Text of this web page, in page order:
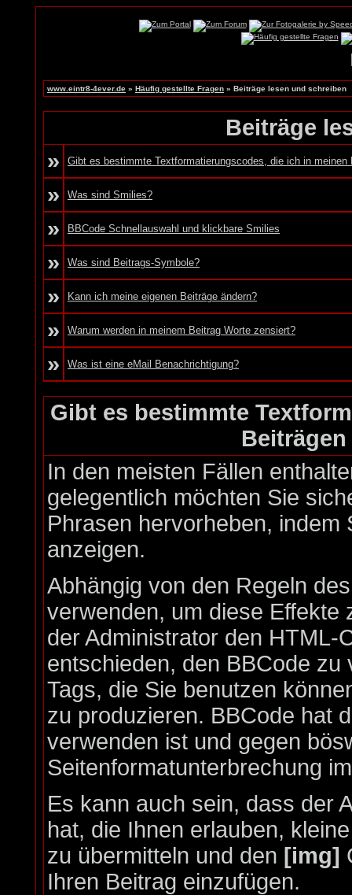
www.eintr8-4ever.de » Häufig gestellte Fragen » Beiträge lesen und schreiben
Beiträge
»
Gibt es bestimmte Textformatierungscodes, die ich in meinen
» Was sind Smilies?
» BBCode Schnellauswahl und klickbare Smilies
» Was sind Beitrags-Symbole?
» Kann ich meine eigenen Beiträge ändern?
» Warum werden in meinem Beitrag Worte zensiert?
» Was ist eine eMail Benachrichtigung?
Gibt es bestimmte
In den meisten Fällen
gelegentlich möchten Sie
Phrasen hervorheben,
anzeigen.
Abhängig von den Regeln
verwenden, um diese Effekte
der Administrator den HTML-
entschieden, den BBCode
Tags, die Sie benutzen
zu produzieren. BBCode hat
verwenden ist und gegen
Seitenformatunterbrechung
Es kann auch sein, dass der
hat, die Ihnen erlauben,
zu übermitteln und den [img]
Ihren Beitrag einzufügen.